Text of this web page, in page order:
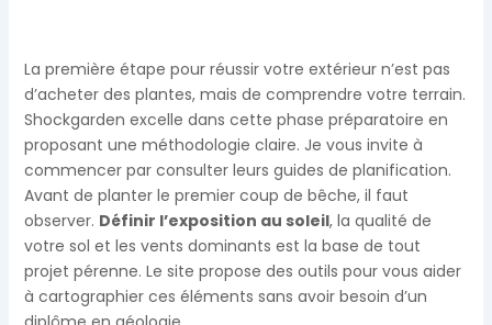
La première étape pour réussir votre extérieur n’est pas
d’acheter des plantes, mais de comprendre votre terrain.
Shockgarden excelle dans cette phase préparatoire en
proposant une méthodologie claire. Je vous invite à
commencer par consulter leurs guides de planification.
Avant de planter le premier coup de bêche, il faut
observer. Définir l’exposition au soleil, la qualité de
votre sol et les vents dominants est la base de tout
projet pérenne. Le site propose des outils pour vous aider
à cartographier ces éléments sans avoir besoin d’un